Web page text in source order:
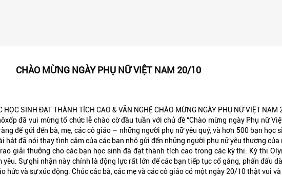
CHÀO MỪNG NGÀY PHỤ NỮ VIỆT NAM 20/10
HỌC SINH ĐẠT THÀNH TÍCH CAO & VĂN NGHỆ CHÀO MỪNG NGÀY PHỤ NỮ VIỆT NAM
đã vui mừng tổ chức lễ chào cờ đầu tuần với chủ đề “Chào mừng ngày Phụ nữ
để gửi đến bà, mẹ, các cô giáo – những người phụ nữ yêu quý, và hơn 500 bạn học
hát đã nói thay tình cảm của các bạn nhỏ gửi đến những người phụ nữ yêu thương của
giải thưởng cho các bạn học sinh đã đạt thành tích cao trong các kỳ thi: Kỳ thi
Sự ghi nhận này chính là động lực rất lớn để các bạn tiếp tục cố gắng, phấn đấu
và sự xúc động. Chúc các bà, các mẹ và các cô giáo có một ngày 20/10 thật vui